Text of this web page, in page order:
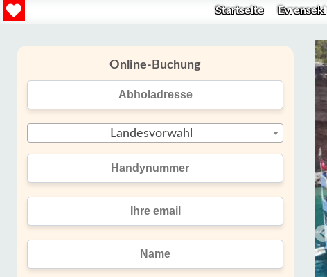
Startseite Evrenseki
Online-Buchung
Landesvorwahl